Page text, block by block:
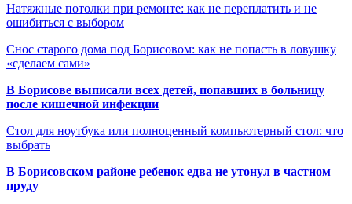
Натяжные потолки при ремонте: как не переплатить и не
ошибиться с выбором
Снос старого дома под Борисовом: как не попасть в ловушку
«сделаем сами»
В Борисове выписали всех детей, попавших в больницу
после кишечной инфекции
Стол для ноутбука или полноценный компьютерный стол: что
выбрать
В Борисовском районе ребенок едва не утонул в частном
пруду